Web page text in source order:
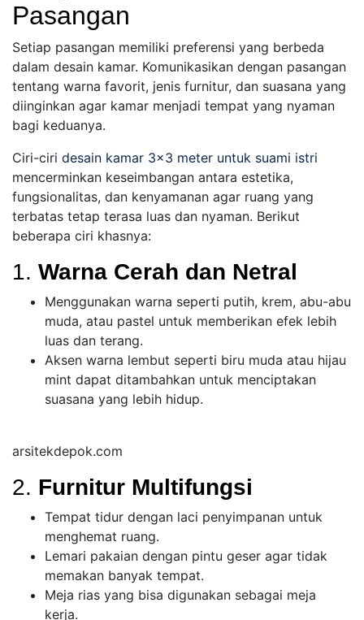
Pasangan
Setiap pasangan memiliki preferensi yang berbeda
dalam desain kamar. Komunikasikan dengan pasangan
tentang warna favorit, jenis furnitur, dan suasana yang
diinginkan agar kamar menjadi tempat yang nyaman
bagi keduanya.
Ciri-ciri desain kamar 3×3 meter untuk suami istri
mencerminkan keseimbangan antara estetika,
fungsionalitas, dan kenyamanan agar ruang yang
terbatas tetap terasa luas dan nyaman. Berikut
beberapa ciri khasnya:
1. Warna Cerah dan Netral
Menggunakan warna seperti putih, krem, abu-abu
muda, atau pastel untuk memberikan efek lebih
luas dan terang.
Aksen warna lembut seperti biru muda atau hijau
mint dapat ditambahkan untuk menciptakan
suasana yang lebih hidup.
arsitekdepok.com
2. Furnitur Multifungsi
Tempat tidur dengan laci penyimpanan untuk
menghemat ruang.
Lemari pakaian dengan pintu geser agar tidak
memakan banyak tempat.
Meja rias yang bisa digunakan sebagai meja
kerja.